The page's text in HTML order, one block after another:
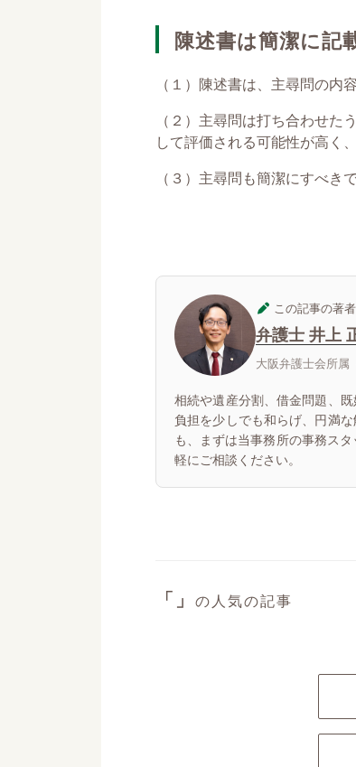
陳述書は簡潔に記
（１）陳述書は、主尋問の内
（２）主尋問は打ち合わせ
して評価される可能性が高く
（３）主尋問も簡潔にすべき
この記事の著
弁護士 井上
大阪弁護士会所属
相続や遺産分割、借金問題、
負担を少しでも和らげ、円満
も、まずは当事務所の事務ス
軽にご相談ください。
「」 の人気の記事